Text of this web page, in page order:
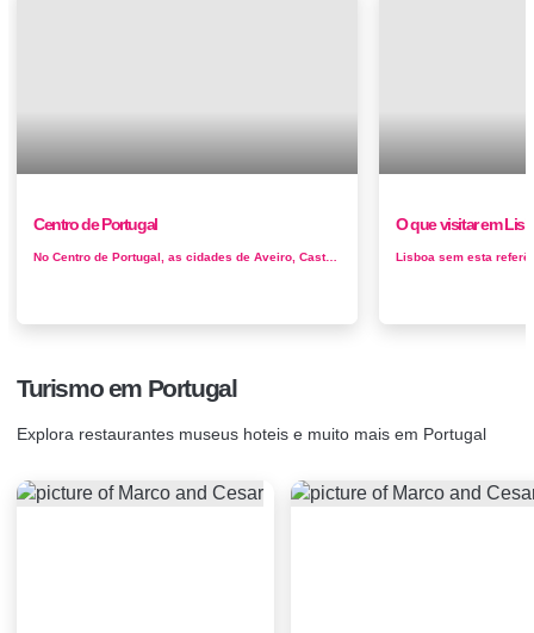
Centro de Portugal
No Centro de Portugal, as cidades de Aveiro, Castelo Branco, Coimbra, Guarda e Viseu são ótimos pontos de partida para conhecer uma regi...
O que visitar em
Turismo em Portugal
Explora restaurantes museus hoteis e muito mais em Portugal